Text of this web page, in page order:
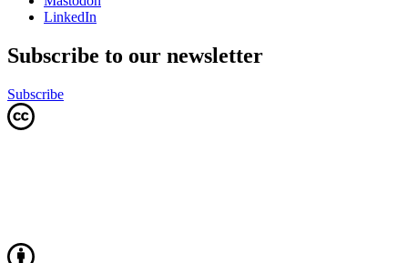
LinkedIn
Subscribe to our newsletter
Subscribe